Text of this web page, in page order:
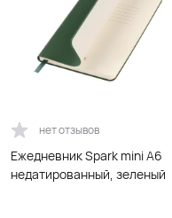
нет отзывов
Ежедневник Spark mini A6
недатированный, зеленый